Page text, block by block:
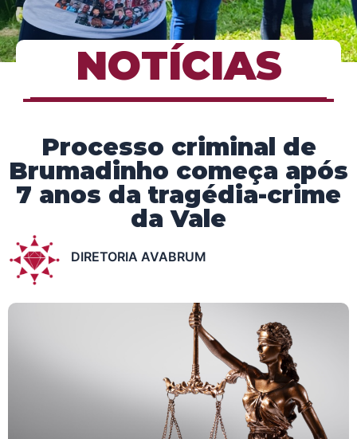
NOTÍCIAS
Processo criminal de
Brumadinho começa após
7 anos da tragédia-crime
da Vale
DIRETORIA AVABRUM